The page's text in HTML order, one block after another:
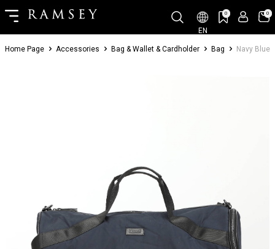
EN
0 0
Home Page Accessories Bag & Wallet & Cardholder Bag Navy Blue